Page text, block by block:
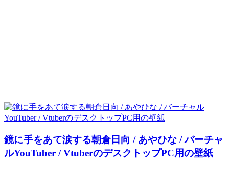
鏡に手をあて涙する朝倉日向 / あやひな / バーチャ
ルYouTuber / VtuberのデスクトップPC用の壁紙